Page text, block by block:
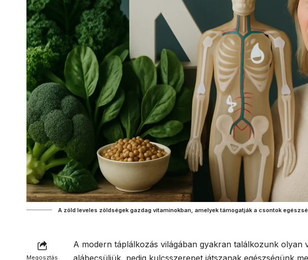
A zöld leveles zöldségek gazdag vitaminokban, amelyek támogatják a csontok
Megosztás
A modern táplálkozás világában gyakran találkozunk olyan
alábecsüljük, pedig kulcsszerepet játszanak egészségünk